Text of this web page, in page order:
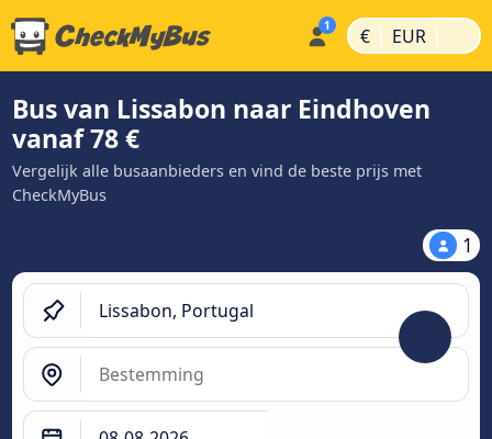
€ | EUR |
Bus van Lissabon naar Eindhoven
vanaf 78 €
Vergelijk alle busaanbieders en vind de beste prijs met
CheckMyBus
1